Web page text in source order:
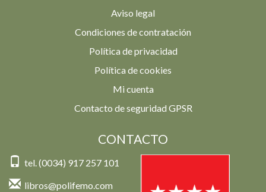
Aviso legal
Condiciones de contratación
Política de privacidad
Política de cookies
Mi cuenta
Contacto de seguridad GPSR
CONTACTO
tel. (0034) 917 257 101
libros@polifemo.com